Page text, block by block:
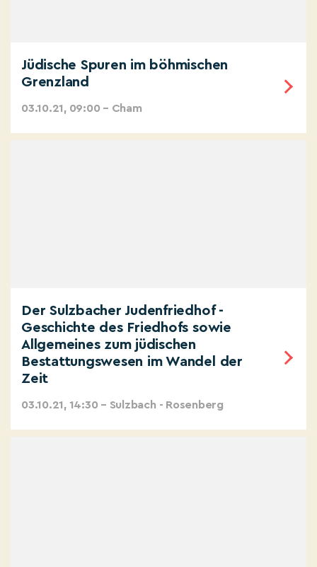
Jüdische Spuren im böhmischen
Grenzland
03.10.21, 09:00 – Cham
Der Sulzbacher Judenfriedhof -
Geschichte des Friedhofs sowie
Allgemeines zum jüdischen
Bestattungswesen im Wandel der
Zeit
03.10.21, 14:30 – Sulzbach - Rosenberg